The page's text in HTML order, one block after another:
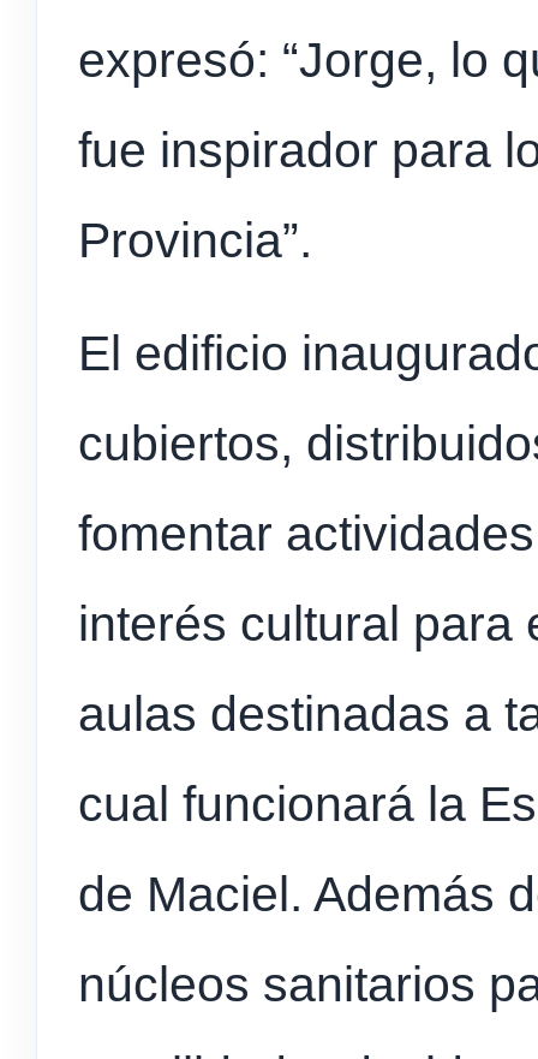
expresó: “Jorge, lo
fue inspirador para
Provincia”.
El edificio
cubiertos,
fomentar
interés cultural para
aulas destinadas a
cual funcionará la
de Maciel. Además
núcleos sanitarios